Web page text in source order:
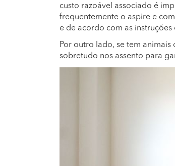
custo razoável associado é
frequentemente o aspire e
e de acordo com as instruções
Por outro lado, se tem
sobretudo nos assento para